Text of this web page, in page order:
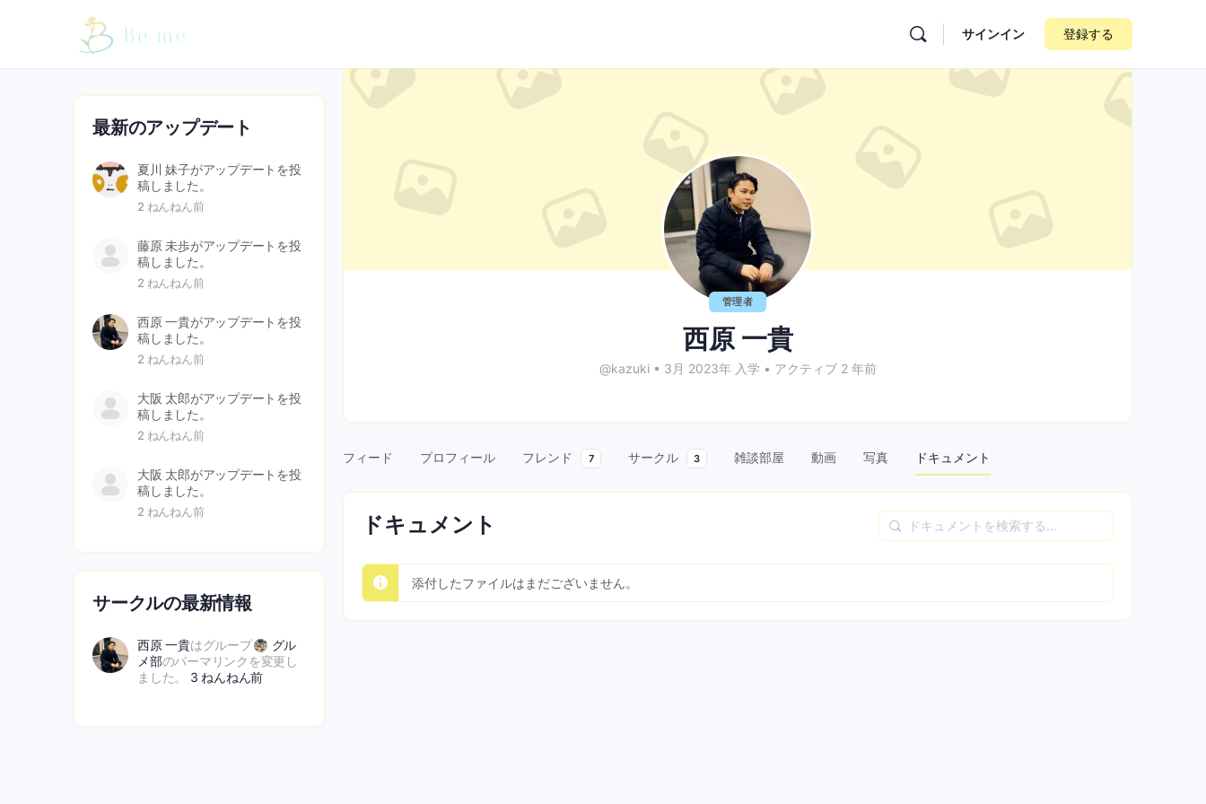
サインイン 登録する
管理者
西原 一貴
@kazuki • 3月 2023年 入学 • アクティブ 2 年前
フィード プロフィール フレンド 7 サークル 3 雑談部屋 動画 写真 ドキュメント
ドキュメント
ド
ン
添付したファイルはまだございません。
最新のアップデート
夏川 妹子がアップデートを投
稿しました。
2 ねんねん前
藤原 未歩がアップデートを投
稿しました。
2 ねんねん前
西原 一貴がアップデートを投
稿しました。
2 ねんねん前
大阪 太郎がアップデートを投
稿しました。
2 ねんねん前
大阪 太郎がアップデートを投
稿しました。
2 ねんねん前
サークルの最新情報
西原 一貴はグループ
グル
メ部のパーマリンクを変更し
ました。 3 ねんねん前